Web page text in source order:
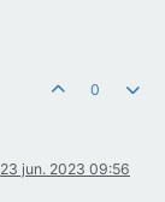
0
23 jun. 2023 09:56